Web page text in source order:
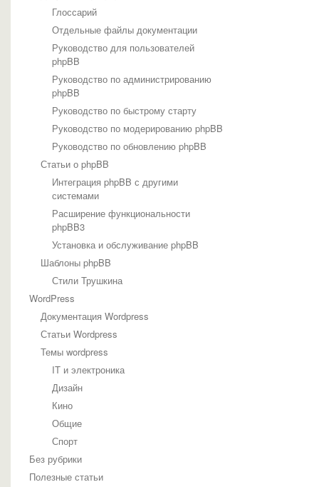
Глоссарий
Отдельные файлы документации
Руководство для пользователей
phpBB
Руководство по администрированию
phpBB
Руководство по быстрому старту
Руководство по модерированию phpBB
Руководство по обновлению phpBB
Статьи о phpBB
Интеграция phpBB с другими
системами
Расширение функциональности
phpBB3
Установка и обслуживание phpBB
Шаблоны phpBB
Стили Трушкина
WordPress
Документация Wordpress
Статьи Wordpress
Темы wordpress
IT и электроника
Дизайн
Кино
Общие
Спорт
Без рубрики
Полезные статьи